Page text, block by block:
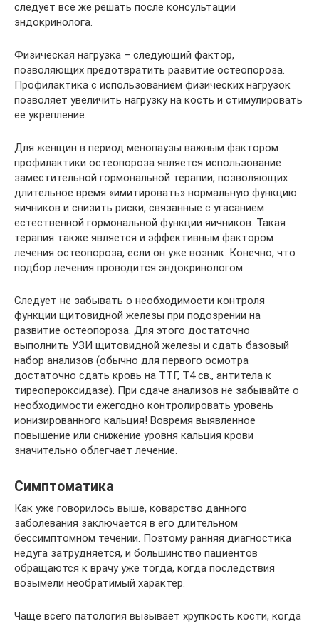
следует все же решать после консультации
эндокринолога.
Физическая нагрузка – следующий фактор,
позволяющих предотвратить развитие остеопороза.
Профилактика с использованием физических нагрузок
позволяет увеличить нагрузку на кость и стимулировать
ее укрепление.
Для женщин в период менопаузы важным фактором
профилактики остеопороза является использование
заместительной гормональной терапии, позволяющих
длительное время «имитировать» нормальную функцию
яичников и снизить риски, связанные с угасанием
естественной гормональной функции яичников. Такая
терапия также является и эффективным фактором
лечения остеопороза, если он уже возник. Конечно, что
подбор лечения проводится эндокринологом.
Следует не забывать о необходимости контроля
функции щитовидной железы при подозрении на
развитие остеопороза. Для этого достаточно
выполнить УЗИ щитовидной железы и сдать базовый
набор анализов (обычно для первого осмотра
достаточно сдать кровь на ТТГ, Т4 св., антитела к
тиреопероксидазе). При сдаче анализов не забывайте о
необходимости ежегодно контролировать уровень
ионизированного кальция! Вовремя выявленное
повышение или снижение уровня кальция крови
значительно облегчает лечение.
Симптоматика
Как уже говорилось выше, коварство данного
заболевания заключается в его длительном
бессимптомном течении. Поэтому ранняя диагностика
недуга затрудняется, и большинство пациентов
обращаются к врачу уже тогда, когда последствия
возымели необратимый характер.
Чаще всего патология вызывает хрупкость кости, когда